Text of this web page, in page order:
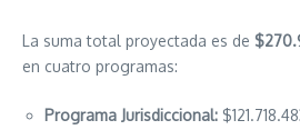
La suma total proyectada es de
en cuatro programas:
Programa Jurisdiccional: